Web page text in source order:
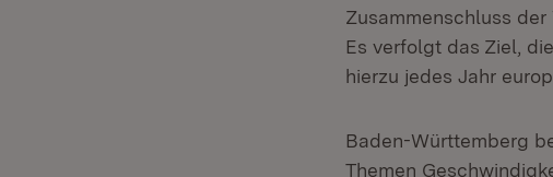
Zusammenschluss
Es verfolgt das Ziel,
hierzu jedes Jahr
Baden-Württemberg
Themen